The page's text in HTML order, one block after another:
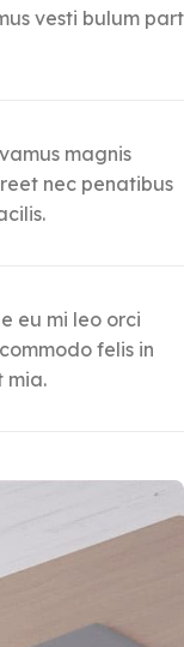
vesti bulum part
magnis
nec penatibus
eu mi leo orci
felis in
mia.